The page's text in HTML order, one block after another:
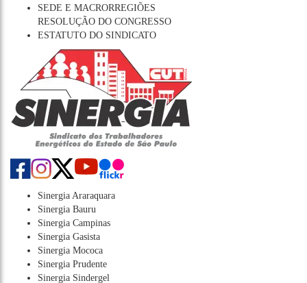
SEDE E MACRORREGIÕES
RESOLUÇÃO DO CONGRESSO
ESTATUTO DO SINDICATO
Sinergia Araraquara
Sinergia Bauru
Sinergia Campinas
Sinergia Gasista
Sinergia Mococa
Sinergia Prudente
Sinergia Sindergel